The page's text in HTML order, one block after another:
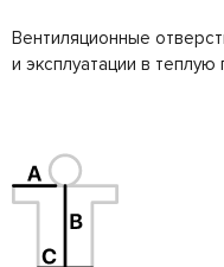
Вентиляционные
и эксплуатации в теплую